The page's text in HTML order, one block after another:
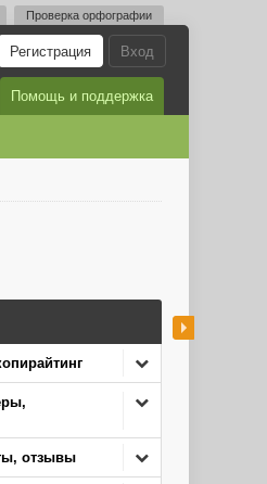
Проверка орфографии
Вход
Регистрация
Помощь и поддержка
отзывы